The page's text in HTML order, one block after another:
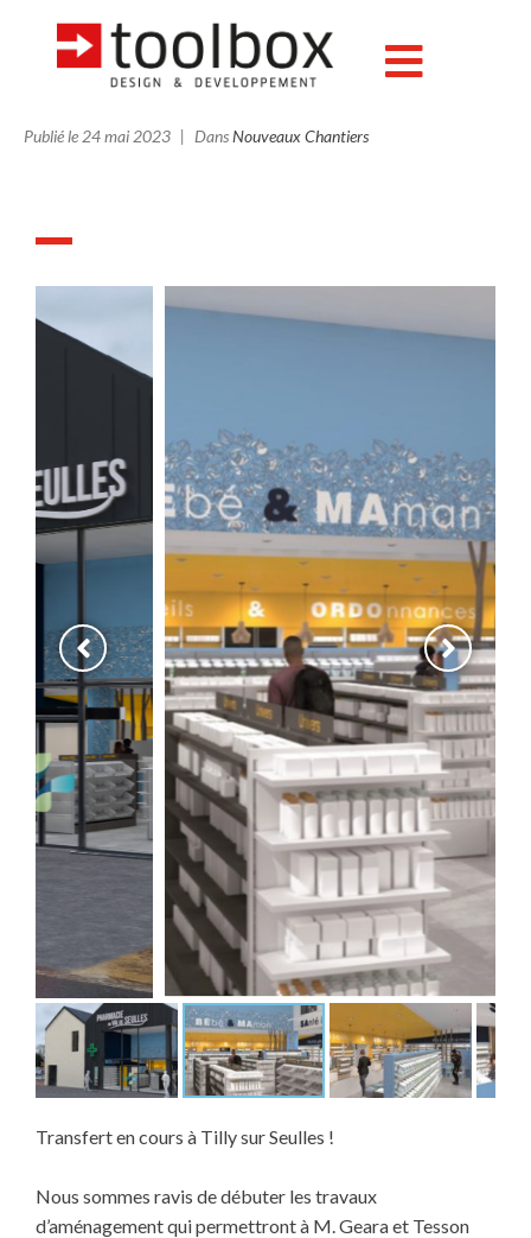
Transfert de pharmacie :
Pharmacie Geara Tesson
Publié le 24 mai 2023 DansNouveaux Chantiers
Transfert en cours à Tilly sur Seulles !
Nous sommes ravis de débuter les travaux
d’aménagement qui permettront à M. Geara et Tesson